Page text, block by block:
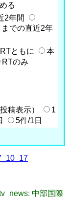
る
2年間
までの直近2年
ともに
本
RTのみ
稿表示）
1
5件/1日
中部国際